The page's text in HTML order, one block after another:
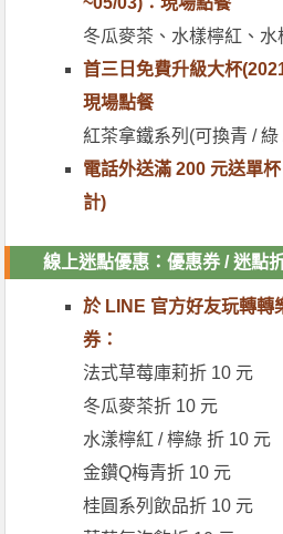
冬瓜麥茶、水樣檸紅、水
首三日免費升級大杯
現場點餐
紅茶拿鐵系列(可換青 / 綠
電話外送滿 200 元送單
計)
線上迷點優惠：優惠券 / 迷點
於 LINE 官方好友玩轉轉
券：
法式草莓庫莉折 10 元
冬瓜麥茶折 10 元
水漾檸紅 / 檸綠 折 10 元
金鑽Q梅青折 10 元
桂圓系列飲品折 10 元